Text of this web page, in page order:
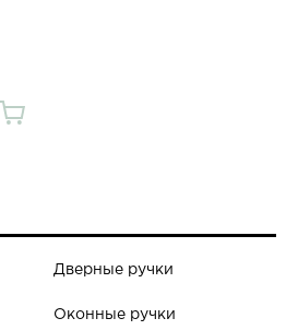
Дверные ручки
Оконные ручки